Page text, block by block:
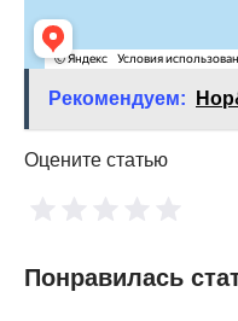
Рекомендуем:
Оцените статью
Понравилась